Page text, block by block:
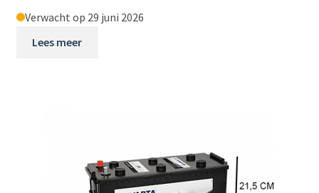
Verwacht op 29 juni 2026
Lees meer